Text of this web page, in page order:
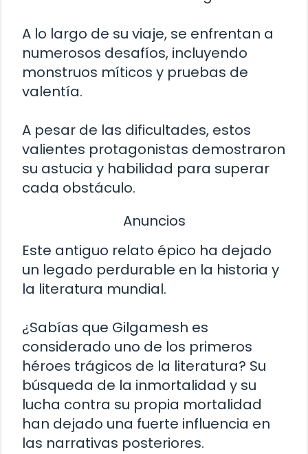
A lo largo de su viaje, se enfrentan a
numerosos desafíos, incluyendo
monstruos míticos y pruebas de
valentía.
A pesar de las dificultades, estos
valientes protagonistas demostraron
su astucia y habilidad para superar
cada obstáculo.
Anuncios
Este antiguo relato épico ha dejado
un legado perdurable en la historia y
la literatura mundial.
¿Sabías que Gilgamesh es
considerado uno de los primeros
héroes trágicos de la literatura? Su
búsqueda de la inmortalidad y su
lucha contra su propia mortalidad
han dejado una fuerte influencia en
las narrativas posteriores.